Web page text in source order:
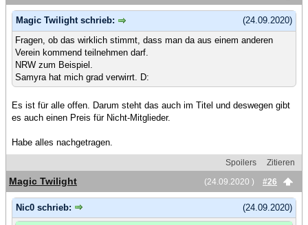
(24.09.2020)
Magic Twilight schrieb:
Fragen, ob das wirklich stimmt, dass man da aus einem anderen
Verein kommend teilnehmen darf.
NRW zum Beispiel.
Samyra hat mich grad verwirrt. D:
Es ist für alle offen. Darum steht das auch im Titel und deswegen gibt
es auch einen Preis für Nicht-Mitglieder.
Habe alles nachgetragen.
Spoilers
Zitieren
(24.09.2020 )
#26
Magic Twilight
(24.09.2020)
Nic0 schrieb: